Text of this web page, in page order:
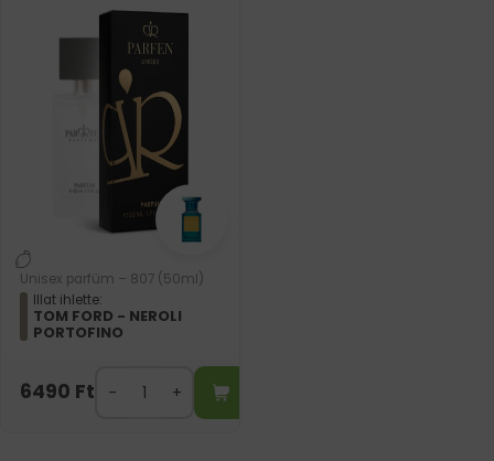
Unisex parfüm – 807 (50ml)
Illat ihlette:
TOM FORD - NEROLI
PORTOFINO
6490 Ft